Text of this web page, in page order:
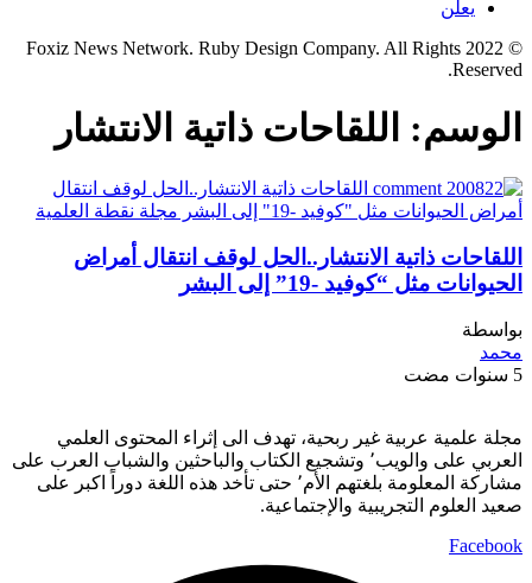
يعلن
© 2022 Foxiz News Network. Ruby Design Company. All Rights
Reserved.
الوسم: اللقاحات ذاتية الانتشار
اللقاحات ذاتية الانتشار..الحل لوقف انتقال أمراض
الحيوانات مثل “كوفيد -19” إلى البشر
بواسطة
محمد
5 سنوات مضت
مجلة علمية عربية غير ربحية، تهدف الى إثراء المحتوى العلمي
العربي على والويب٬ وتشجيع الكتاب والباحثين والشباب العرب على
مشاركة المعلومة بلغتهم الأم٬ حتى تأخد هذه اللغة دوراً اكبر على
صعيد العلوم التجريبية والإجتماعية.
Facebook